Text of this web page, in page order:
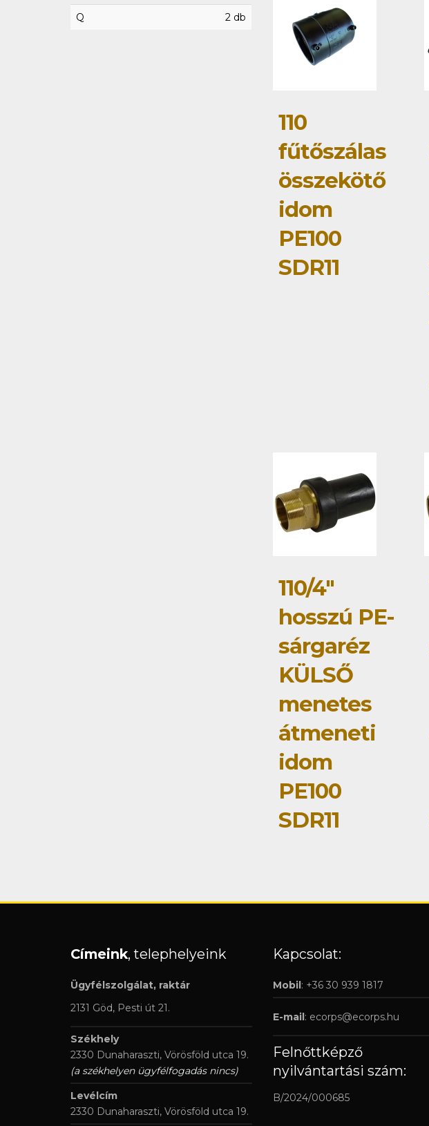
Q 2 db
110
fűtőszálas
összekötő
idom
PE100
SDR11
110/4"
hosszú PE-
sárgaréz
KÜLSŐ
menetes
átmeneti
idom
PE100
SDR11
Címeink, telephelyeink
Ügyfélszolgálat, raktár
2131 Göd, Pesti út 21.
Székhely
2330 Dunaharaszti, Vörösföld utca 19.
(a székhelyen ügyfélfogadás nincs)
Levélcím
2330 Dunaharaszti, Vörösföld utca 19.
Kapcsolat:
Mobil: +36 30 939 1817
E-mail: ecorps@ecorps.hu
Felnőttképző
nyilvántartási szám:
B/2024/000685